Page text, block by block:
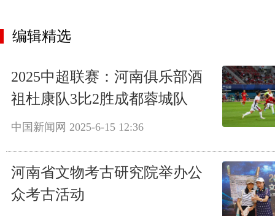
编辑精选
2025中超联赛：河南俱乐部酒
祖杜康队3比2胜成都蓉城队
中国新闻网 2025-6-15 12:36
河南省文物考古研究院举办公
众考古活动